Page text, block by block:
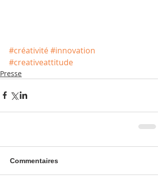
#créativité#innovation
#creativeattitude
Presse
Commentaires